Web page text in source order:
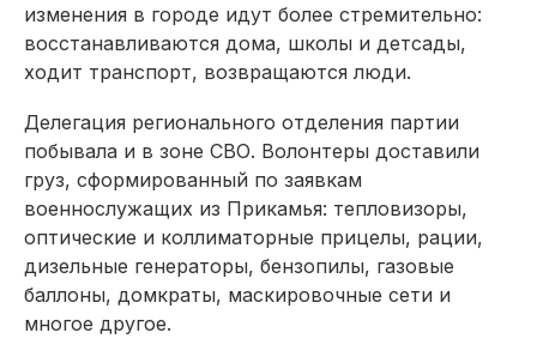
изменения в городе идут более стремительно:
восстанавливаются дома, школы и детсады,
ходит транспорт, возвращаются люди.
Делегация регионального отделения партии
побывала и в зоне СВО. Волонтеры доставили
груз, сформированный по заявкам
военнослужащих из Прикамья: тепловизоры,
оптические и коллиматорные прицелы, рации,
дизельные генераторы, бензопилы, газовые
баллоны, домкраты, маскировочные сети и
многое другое.